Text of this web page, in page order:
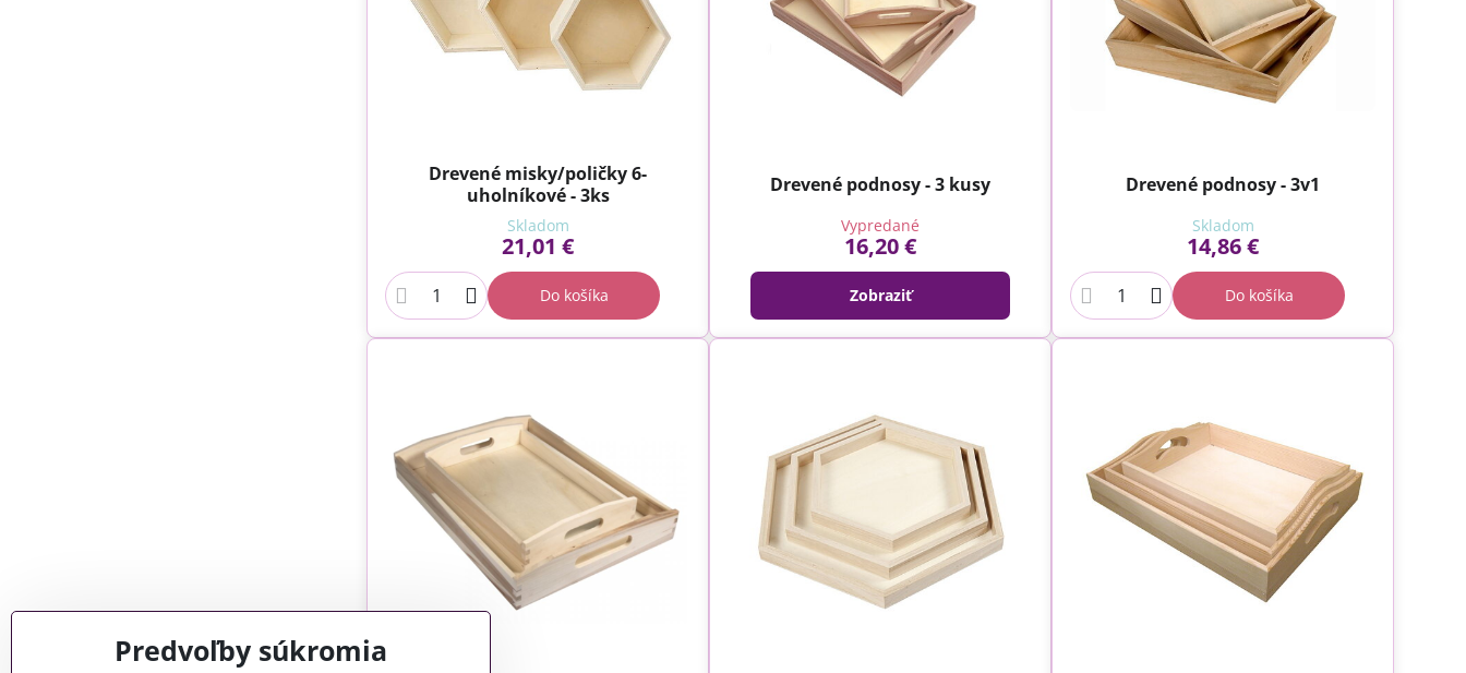
Drevené misky/poličky 6-
uholníkové - 3ks
Skladom
21,01 €
Do košíka
Drevené podnosy - 3 kusy
Vypredané
16,20 €
Zobraziť
Drevené podnosy - 3v1
Skladom
14,86 €
Do košíka
Predvoľby súkromia